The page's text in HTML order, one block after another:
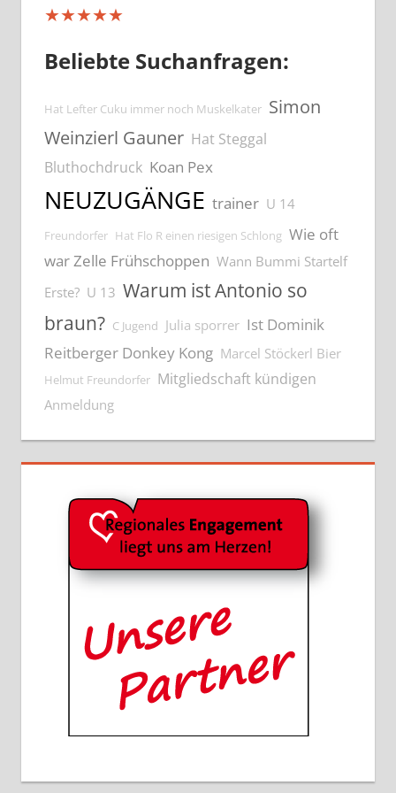
★★★★★
Beliebte Suchanfragen:
Hat Lefter Cuku immer noch Muskelkater Simon
Weinzierl Gauner Hat Steggal
Bluthochdruck Koan Pex
NEUZUGÄNGE trainer U 14
Freundorfer Hat Flo R einen riesigen Schlong Wie oft
war Zelle Frühschoppen Wann Bummi Startelf
Erste? U 13 Warum ist Antonio so
braun? C Jugend Julia sporrer Ist Dominik
Reitberger Donkey Kong Marcel Stöckerl Bier
Helmut Freundorfer Mitgliedschaft kündigen
Anmeldung